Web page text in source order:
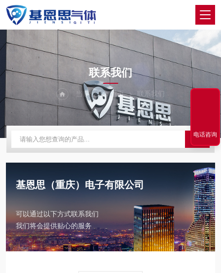
CONTACT US
联系我们
当前位置：首页 联系我们
基恩思（重庆）电子有限公司
可以通过以下方式联系我们
我们将会提供贴心的服务
电话咨询